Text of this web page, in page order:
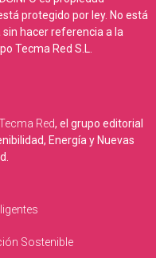
protegido por ley. No está
hacer referencia a la
Tecma Red S.L.
Red, el grupo editorial
Energía y Nuevas
Sostenible